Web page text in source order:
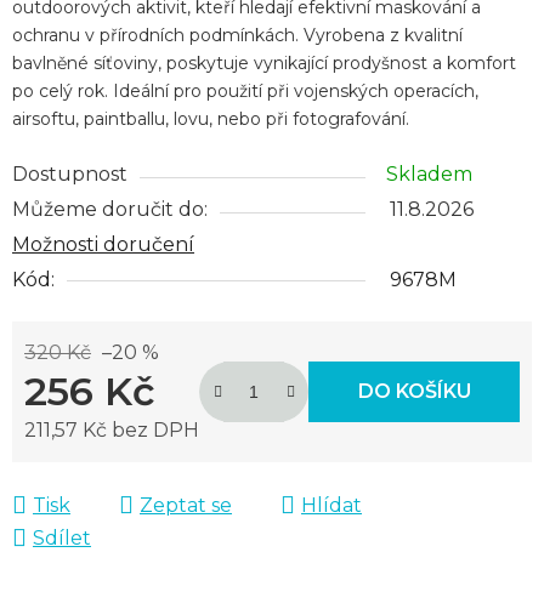
outdoorových aktivit, kteří hledají efektivní maskování a
ochranu v přírodních podmínkách. Vyrobena z kvalitní
bavlněné síťoviny, poskytuje vynikající prodyšnost a komfort
po celý rok. Ideální pro použití při vojenských operacích,
airsoftu, paintballu, lovu, nebo při fotografování.
Dostupnost
Skladem
Můžeme doručit do:
11.8.2026
Možnosti doručení
Kód:
9678M
320 Kč –20 %
256 Kč
211,57 Kč bez DPH
DO KOŠÍKU
Tisk Zeptat se
Hlídat
Sdílet